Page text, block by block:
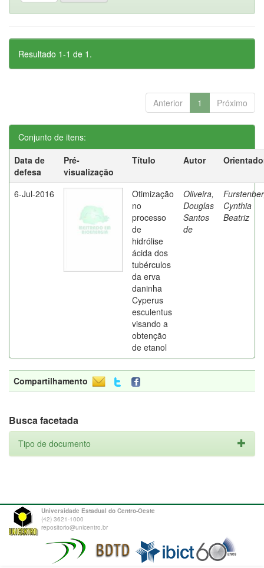
Resultado 1-1 de 1.
Anterior 1 Próximo
Conjunto de itens:
Data de
defesa
Pré-
visualização
Título Autor
6-Jul-2016
Otimização
no
processo
de
hidrólise
ácida dos
tubérculos
da erva
daninha
Cyperus
esculentus
visando a
obtenção
de etanol
Oliveira,
Douglas
Santos
de
Cynthia
Beatriz
Compartilhamento
Busca facetada
Tipo de documento
Universidade Estadual do Centro-Oeste
(42) 3621-1000
repositorio@unicentro.br